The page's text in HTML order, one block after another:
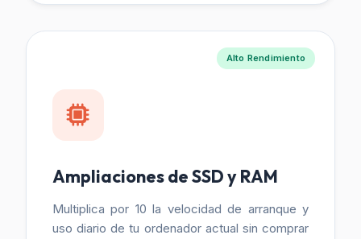
Alto Rendimiento
Ampliaciones de SSD y RAM
Multiplica por 10 la velocidad de arranque y
uso diario de tu ordenador actual sin comprar